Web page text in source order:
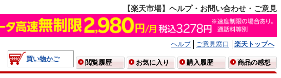
【楽天市場】ヘルプ・お問い合わせ・ご意見
ヘルプ ご意見窓口
楽天トップへ
買い物かご
閲覧履歴 お気に入り 購入履歴 商品の感想